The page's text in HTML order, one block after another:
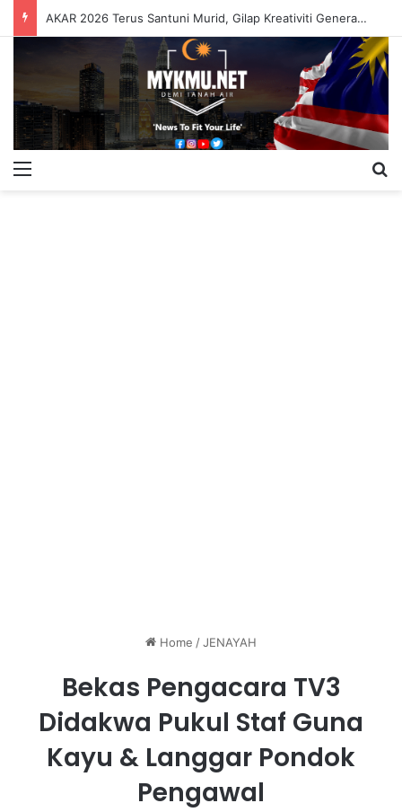
AKAR 2026 Terus Santuni Murid, Gilap Kreativiti Generasi Muda
Home /JENAYAH
Bekas Pengacara TV3
Didakwa Pukul Staf Guna
Kayu & Langgar Pondok
Pengawal